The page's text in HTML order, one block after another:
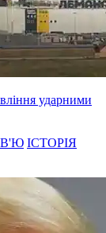
ударними
ІСТОРІЯ